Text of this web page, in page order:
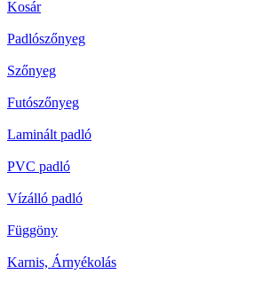
Kosár
Padlószőnyeg
Szőnyeg
Futószőnyeg
Laminált padló
PVC padló
Vízálló padló
Függöny
Karnis, Árnyékolás